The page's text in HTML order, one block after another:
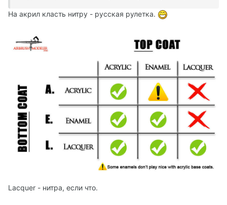
На акрил класть нитру - русская рулетка.
Lacquer - нитра, если что.